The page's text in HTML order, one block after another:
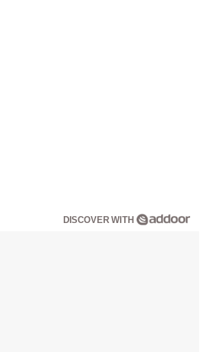
DISCOVER WITH